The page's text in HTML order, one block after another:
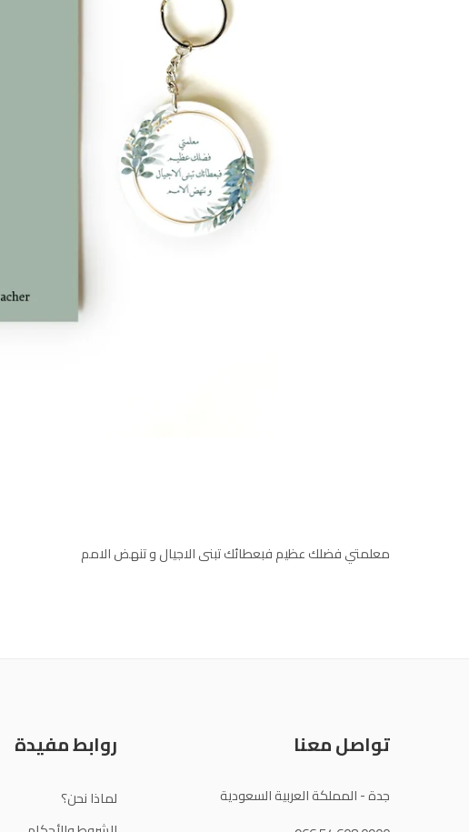
معلمتي فضلك عظيم فبعطائك تبنى الاجيال و تنهض الامم
تواصل معنا
جدة - المملكة العربية السعودية
روابط مفيدة
لماذا نحن؟